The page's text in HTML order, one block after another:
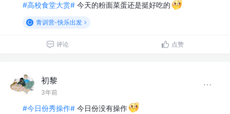
#高校食堂大赏# 今天的粉面菜蛋还是挺好吃的
青训营-快乐出发
评论 点赞
初黎
3年前
#今日份秀操作# 今日份没有操作